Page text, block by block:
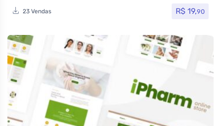
23 Vendas R$ 19,90